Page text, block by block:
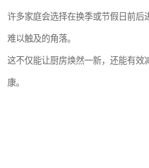
许多家庭会选择在换季或节假日前后
难以触及的角落。
这不仅能让厨房焕然一新，还能有效
康。